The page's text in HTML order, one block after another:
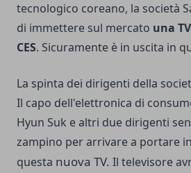
tecnologico coreano, la società
di immettere sul mercato una
CES. Sicuramente è in uscita in
La spinta dei dirigenti della
Il capo dell'elettronica di
Hyun Suk e altri due dirigenti
zampino per arrivare a portare
questa nuova TV. Il televisore